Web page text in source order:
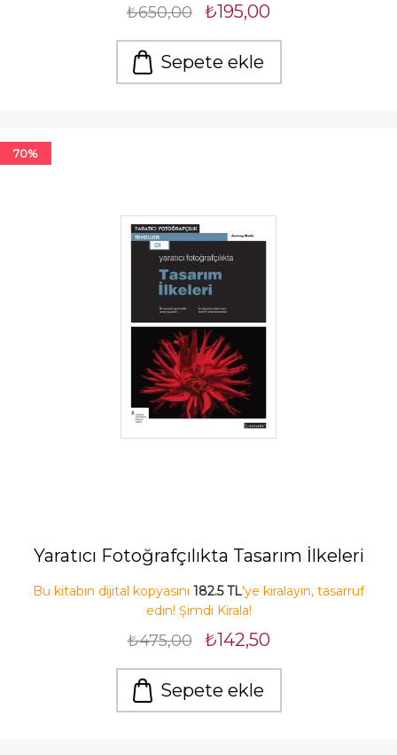
₺650,00 ₺195,00
Sepete ekle
70%
Yaratıcı Fotoğrafçılıkta Tasarım İlkeleri
Bu kitabın dijital kopyasını 182.5 TL'ye kiralayın, tasarruf
edin! Şimdi Kirala!
₺475,00 ₺142,50
Sepete ekle